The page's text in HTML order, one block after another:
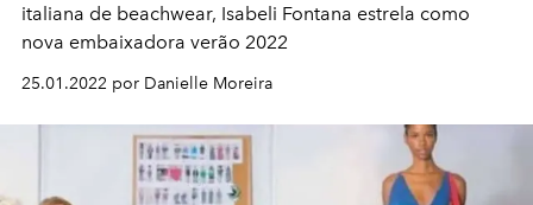
italiana de beachwear, Isabeli Fontana estrela como
nova embaixadora verão 2022
25.01.2022 por Danielle Moreira